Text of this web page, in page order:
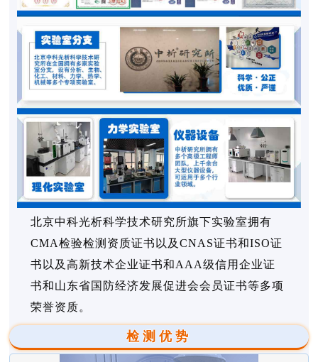
北京中科光析科学技术研究所旗下实验室拥有
CMA检验检测资质证书以及CNAS证书和ISO证
书以及高新技术企业证书和AAA级信用企业证
书和山东省国防经济发展促进会会员证书等多项
荣誉资质。
检测优势